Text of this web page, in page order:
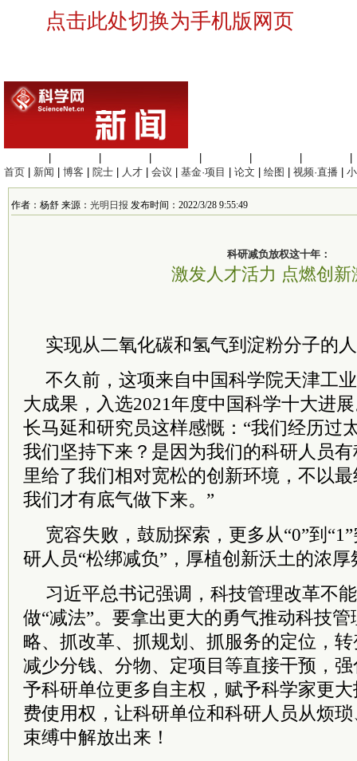
点击此处切换为手机版网页
首页
新闻 博客 院士 人才 会议 基金·项目 论文 绘图 视频·直播
作者：杨舒 来源： 光明日报 发布时间：2022/3/28 9:55:49
科研减负放权这十年：
激发人才活力 点燃创新
实现从二氧化碳和氢气到淀粉分子的
不久前，这项来自中国科学院天津工
大成果，入选2021年度中国科学十大进
长马延和研究员这样感慨：“我们经历过
我们坚持下来？是因为我们的科研人员
里给了我们相对宽松的创新环境，不以
我们才有底气做下来。”
宽容失败，鼓励探索，更多从“0”到
研人员“松绑减负”，厚植创新沃土的浓厚
习近平总书记强调，科技管理改革不
做“减法”。要拿出更大的勇气推动科技
略、抓改革、抓规划、抓服务的定位，
减少分钱、分物、定项目等直接干预，
予科研单位更多自主权，赋予科学家更
费使用权，让科研单位和科研人员从烦
束缚中解放出来！